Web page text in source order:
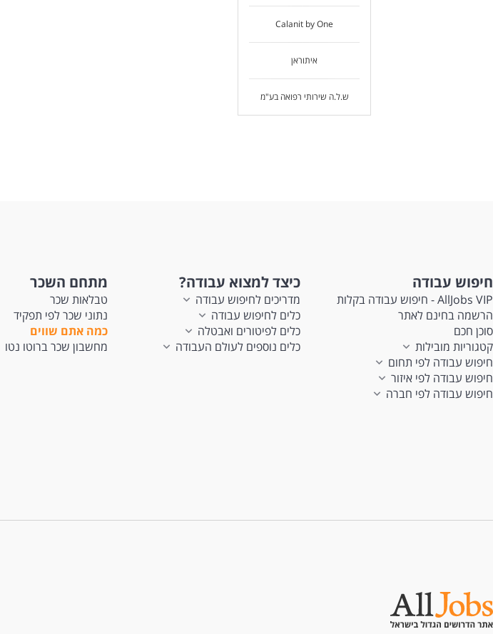
Calanit by One
איתוראן
ש.ל.ה שירותי רפואה בע"מ
חיפוש עבודה
AllJobs VIP - חיפוש עבודה בקלות
הרשמה בחינם לאתר
סוכן חכם
קטגוריות מובילות
חיפוש עבודה לפי תחום
חיפוש עבודה לפי איזור
חיפוש עבודה לפי חברה
כיצד למצוא עבודה?
מדריכים לחיפוש עבודה
כלים לחיפוש עבודה
כלים לפיטורים ואבטלה
כלים נוספים לעולם העבודה
מתחם השכר
טבלאות שכר
נתוני שכר לפי תפקיד
כמה אתם שווים
מחשבון שכר ברוטו נטו